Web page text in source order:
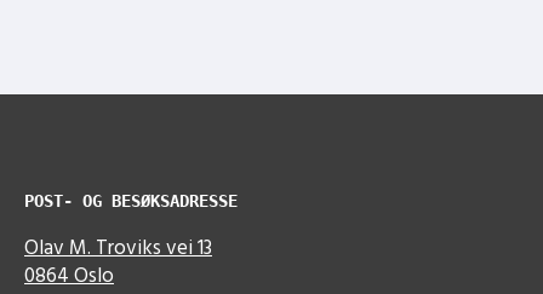
POST- OG BESØKSADRESSE
Olav M. Troviks vei 13
0864 Oslo